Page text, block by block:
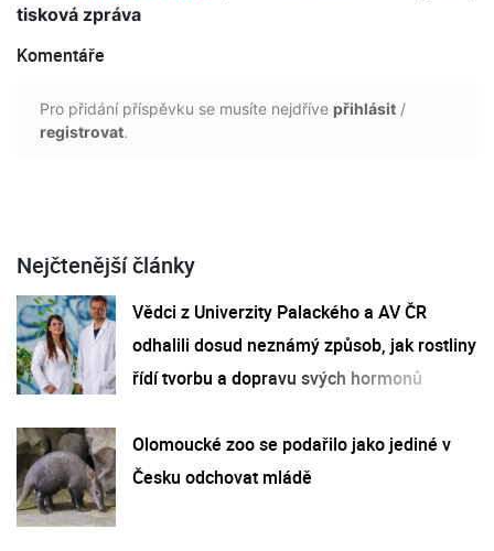
tisková zpráva
Komentáře
Pro přidání příspěvku se musíte nejdříve přihlásit /
registrovat.
Nejčtenější články
Vědci z Univerzity Palackého a AV ČR
odhalili dosud neznámý způsob, jak rostliny
řídí tvorbu a dopravu svých hormonů
Olomoucké zoo se podařilo jako jediné v
Česku odchovat mládě